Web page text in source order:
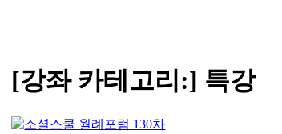
[강좌 카테고리:] 특강